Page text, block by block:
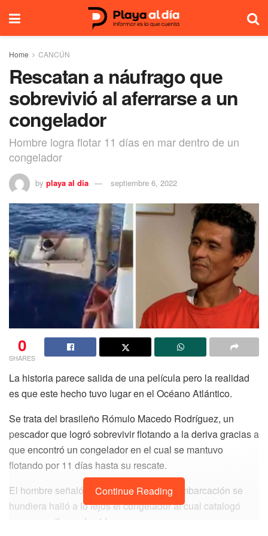
Home CANCÚN
Rescatan a náufrago que
sobrevivió al aferrarse a un
congelador
Hombre logra flotar 11 días en mar dentro de un
congelador
by playa al dia septiembre 6, 2022
0
SHARES
La historia parece salida de una película pero la realidad
es que este hecho tuvo lugar en el Océano Atlántico.
Se trata del brasileño Rómulo Macedo Rodríguez, un
pescador que logró sobrevivir flotando a la deriva gracias a
que encontró un congelador en el cual se mantuvo
flotando por 11 días hasta su rescate.
El hombre señaló que luego de que su embarcación se
hundiera halló a lo lejos el congelador al cual catalogó
como su milagro de vida.
Continue Reading